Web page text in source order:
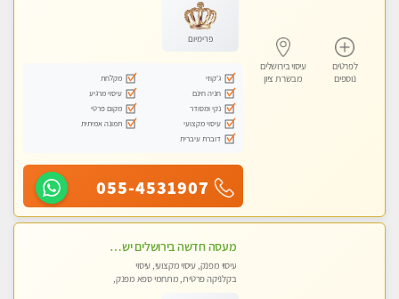
לפרטים
נוספים
עיסוי בירושלים
מבשרת ציון
פרימיום
ג'קוזי
מקלחת
חניה חינם
עיסוי מרגיע
נקי ומסודר
מקום פרטי
עיסוי מקצועי
תמונה אמיתית
דוברת עיברית
055-4531907
מעסה חדשה בירושלים ישראלית צעירה ואיכותית לעיסוי מרגיע ומפנק VIP-מומלץ לחלוטין! פרטי! ​​​​​​ Highly recommended
עיסוי מפנק, עיסוי מקצועי, עיסוי
בקלניקה פרטית, מתחמי ספא מפנק,